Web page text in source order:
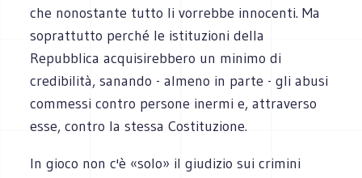
che nonostante tutto li vorrebbe innocenti. Ma
soprattutto perché le istituzioni della
Repubblica acquisirebbero un minimo di
credibilità, sanando - almeno in parte - gli abusi
commessi contro persone inermi e, attraverso
esse, contro la stessa Costituzione.
In gioco non c'è «solo» il giudizio sui crimini